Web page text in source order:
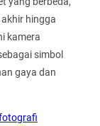
akhir hingga
kamera
simbol
gaya dan